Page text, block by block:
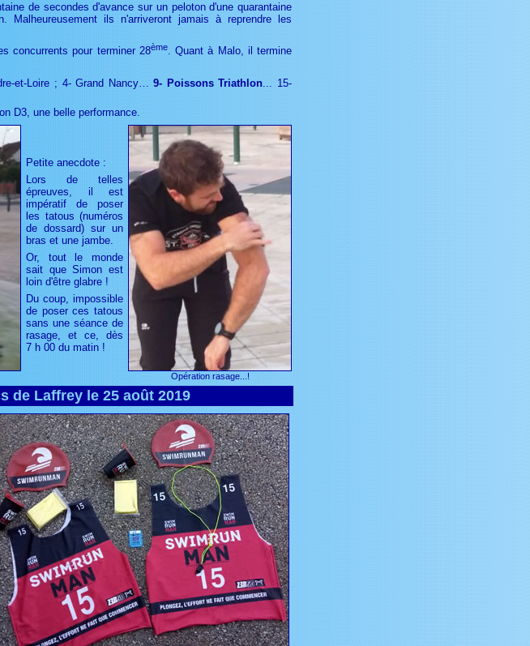
de secondes d'avance sur un peloton d'une quarantaine
ils n'arriveront jamais à reprendre les
concurrents pour terminer 28ème. Quant à Malo, il termine
et-Loire ; 4- Grand Nancy…9- Poissons Triathlon ... 15-
D3, une belle performance.
Petite anecdote :
Lors de telles
épreuves, il est
impératif de poser
les tatous (numéros
de dossard) sur un
bras et une jambe.
Or, tout le monde
sait que Simon est
loin d'être glabre !
Du coup, impossible
de poser ces tatous
sans une séance de
rasage, et ce, dès
7 h 00 du matin !
Opération rasage...!
de Laffrey le 25 août 2019